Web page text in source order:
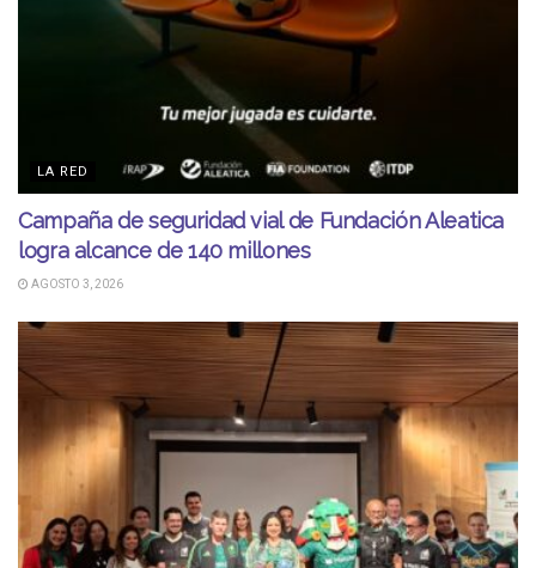
LA RED
Campaña de seguridad vial de Fundación Aleatica
logra alcance de 140 millones
AGOSTO 3, 2026